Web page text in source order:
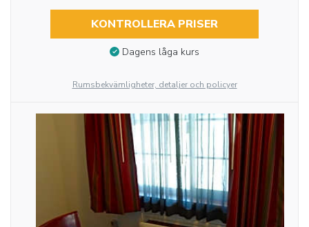
KONTROLLERA PRISER
Dagens låga kurs
Rumsbekvämligheter, detaljer och policyer